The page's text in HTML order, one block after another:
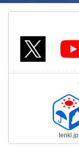
tenki.jp